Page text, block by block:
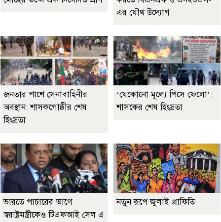
এর যৌথ উদ্যোগ
জনতার পাশে সেনাবাহিনীর
অবস্থান: শাসকগোষ্ঠীর শেষ
হিংস্রতা
‘যেকোনো মূল্যে পিসে ফেলো’:
শাসকের শেষ হিংস্রতা
ভারতে পাচারের আগে
স্বরাষ্ট্রমন্ত্রীকেও টিএফআই সেল এ
নতুন রূপে জুলাই গ্রাফিতি